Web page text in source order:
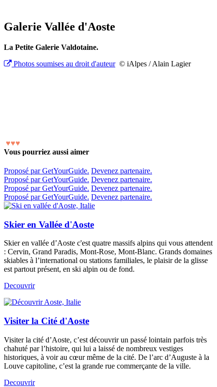
Galerie Vallée d'Aoste
La Petite Galerie Valdotaine.
Photos soumises au droit d'auteur© iAlpes / Alain Lagier
♥♥♥
Vous pourriez aussi aimer
Proposé par GetYourGuide. Devenez partenaire.
Proposé par GetYourGuide. Devenez partenaire.
Proposé par GetYourGuide. Devenez partenaire.
Proposé par GetYourGuide. Devenez partenaire.
Skier en Vallée d'Aoste
Skier en vallée d’Aoste c'est quatre massifs alpins qui vous attendent
: Cervin, Grand Paradis, Mont-Rose, Mont-Blanc. Grands domaines
skiables à l’international ou stations familiales, le plaisir de la glisse
est partout présent, en ski alpin ou de fond.
Decouvrir
Visiter la Cité d'Aoste
Visiter la cité d’Aoste, c’est découvrir un passé lointain parfois très
chahuté par l’histoire, qui lui a laissé de nombreux vestiges
historiques, à voir au cœur même de la cité. De l’arc d’Auguste à la
Louve capitoline, c’est la grande rue commerçante de la ville.
Decouvrir